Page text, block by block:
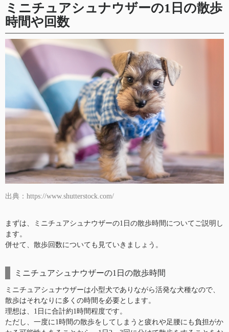
ミニチュアシュナウザーの1日の散歩
時間や回数
出典：https://www.shutterstock.com/
まずは、ミニチュアシュナウザーの1日の散歩時間についてご説明し
ます。
併せて、散歩回数についても見ていきましょう。
ミニチュアシュナウザーの1日の散歩時間
ミニチュアシュナウザーは小型犬でありながら活発な犬種なので、
散歩はそれなりに多くの時間を必要とします。
理想は、1日に合計約1時間程度です。
ただし、一度に1時間の散歩をしてしまうと疲れや足腰にも負担がか